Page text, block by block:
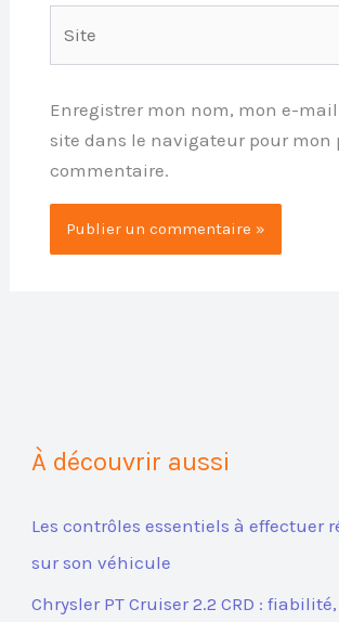
Enregistrer mon nom, mon e-
site dans le navigateur pour mon
commentaire.
À découvrir aussi
Les contrôles essentiels à effectuer
sur son véhicule
Chrysler PT Cruiser 2.2 CRD :